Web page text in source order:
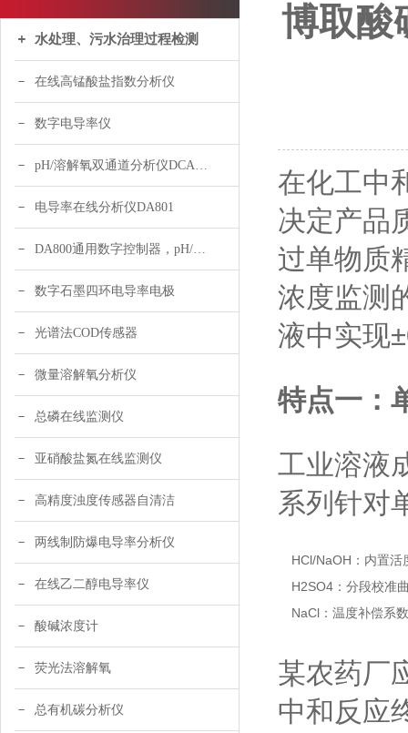
水处理、污水治理过程检测
在线高锰酸盐指数分析仪
数字电导率仪
pH/溶解氧双通道分析仪DCA120
电导率在线分析仪DA801
DA800通用数字控制器，pH/DO/ORP多参数
数字石墨四环电导率电极
光谱法COD传感器
微量溶解氧分析仪
总磷在线监测仪
亚硝酸盐氮在线监测仪
高精度浊度传感器自清洁
两线制防爆电导率分析仪
在线乙二醇电导率仪
酸碱浓度计
荧光法溶解氧
总有机碳分析仪
博取酸
在化工中
决定产品
过单物质
浓度监测
液中实现
特点一：
工业溶液
系列针对
HCl/NaOH：内置
H2SO4：分段校准
NaCl：温度补偿系
某农药厂
中和反应